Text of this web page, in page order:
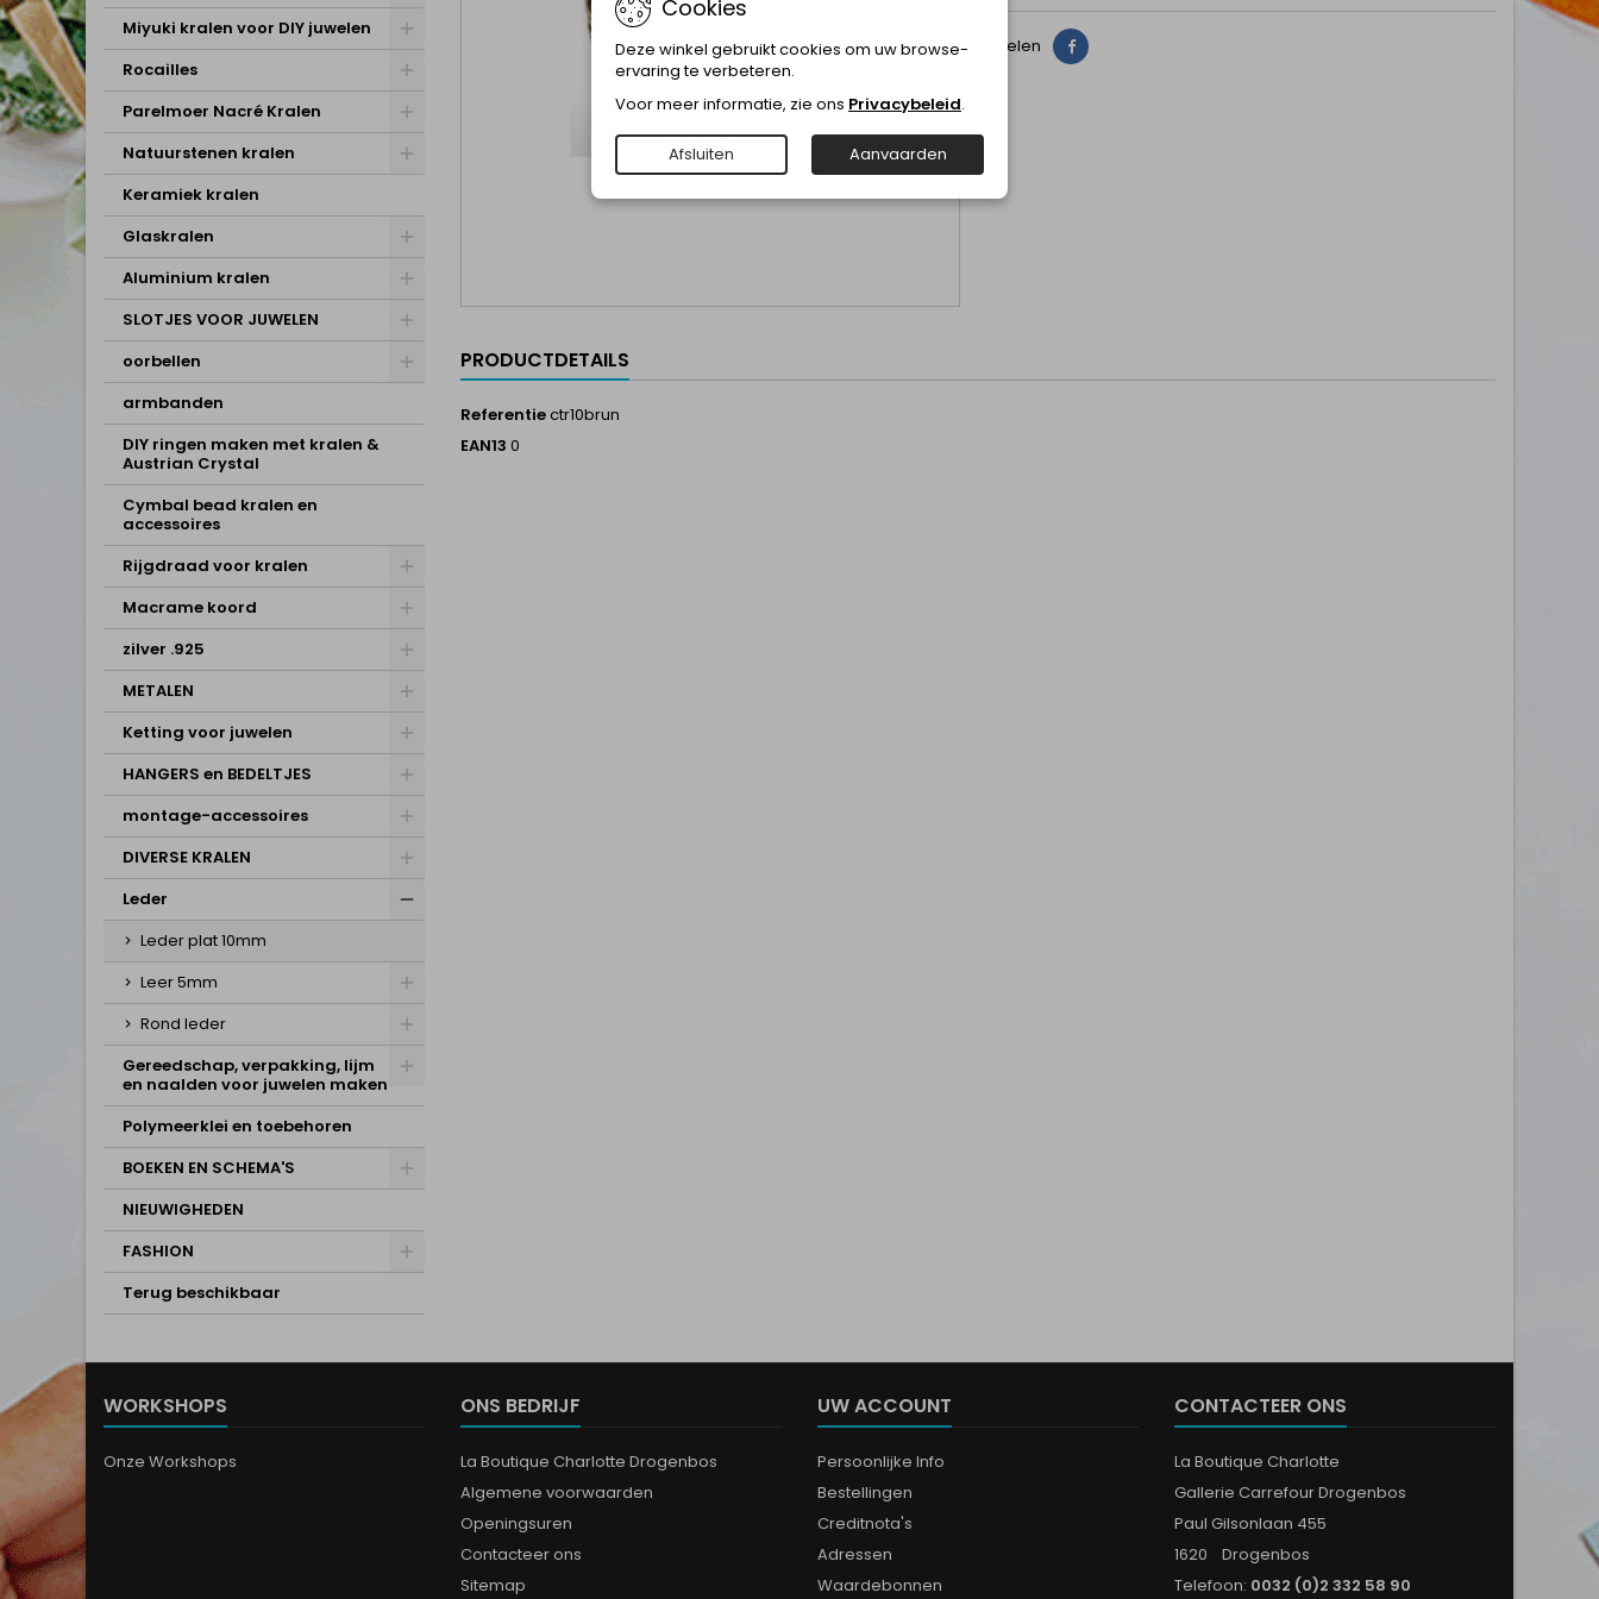
Miyuki kralen voor DIY juwelen
Rocailles
Parelmoer Nacré Kralen
Natuurstenen kralen
Keramiek kralen
Glaskralen
Aluminium kralen
SLOTJES VOOR JUWELEN
oorbellen
armbanden
DIY ringen maken met kralen &
Austrian Crystal
Cymbal bead kralen en
accessoires
Rijgdraad voor kralen
Macrame koord
zilver .925
METALEN
Ketting voor juwelen
HANGERS en BEDELTJES
montage-accessoires
DIVERSE KRALEN
Leder
Leder plat 10mm
Leer 5mm
Rond leder
Gereedschap, verpakking, lijm
en naalden voor juwelen maken
Polymeerklei en toebehoren
BOEKEN EN SCHEMA'S
NIEUWIGHEDEN
FASHION
Terug beschikbaar
Delen Delen
PRODUCTDETAILS
Referentiectr10brun
EAN13 0
WORKSHOPS
Onze Workshops
ONS BEDRIJF
La Boutique Charlotte Drogenbos
Algemene voorwaarden
Openingsuren
Contacteer ons
Sitemap
UW ACCOUNT
Persoonlijke Info
Bestellingen
Creditnota's
Adressen
Waardebonnen
CONTACTEER ONS
La Boutique Charlotte
Gallerie Carrefour Drogenbos
Paul Gilsonlaan 455
1620 Drogenbos
Telefoon: 0032 (0)2 332 58 90
Cookies
Deze winkel gebruikt cookies om uw browse-
ervaring te verbeteren.
Voor meer informatie, zie ons Privacybeleid.
Afsluiten Aanvaarden